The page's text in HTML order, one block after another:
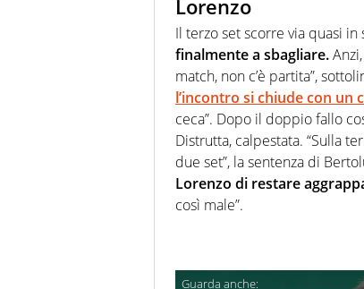
Lorenzo
Il terzo set scorre via quasi
finalmente a sbagliare.
match, non c’è partita”,
l’incontro si chiude con un
ceca”. Dopo il doppio fallo
Distrutta, calpestata. “Sulla
due set”, la sentenza di
Lorenzo di restare
così male”.